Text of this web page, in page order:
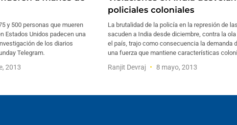
y 500 personas que mueren
Estados Unidos padecen una
de los diarios
Telegram.
2013
policiales coloniales
La brutalidad de la policía en la represión de
sacuden a India desde diciembre, contra la
el país, trajo como consecuencia la demanda
una fuerza que mantiene características
Ranjit Devraj 8 mayo, 2013